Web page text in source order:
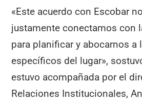
«Este acuerdo con Escobar
justamente conectamos con
para planificar y abocarnos a
específicos del lugar»,
estuvo acompañada por el
Relaciones Institucionales,